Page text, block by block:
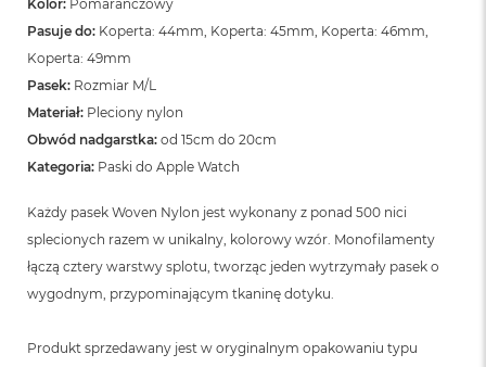
Kolor: Pomarańczowy
Pasuje do: Koperta: 44mm, Koperta: 45mm, Koperta: 46mm,
Koperta: 49mm
Pasek: Rozmiar M/L
Materiał: Pleciony nylon
Obwód nadgarstka: od 15cm do 20cm
Kategoria: Paski do Apple Watch
Każdy pasek Woven Nylon jest wykonany z ponad 500 nici
splecionych razem w unikalny, kolorowy wzór. Monofilamenty
łączą cztery warstwy splotu, tworząc jeden wytrzymały pasek o
wygodnym, przypominającym tkaninę dotyku.
Produkt sprzedawany jest w oryginalnym opakowaniu typu